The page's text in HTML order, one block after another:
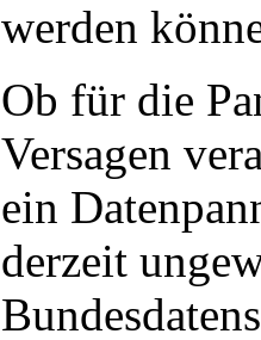
werden
Ob für die
Versagen
ein
derzeit